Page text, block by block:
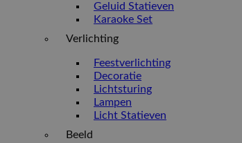
Geluid Statieven
Karaoke Set
Verlichting
Feestverlichting
Decoratie
Lichtsturing
Lampen
Licht Statieven
Beeld